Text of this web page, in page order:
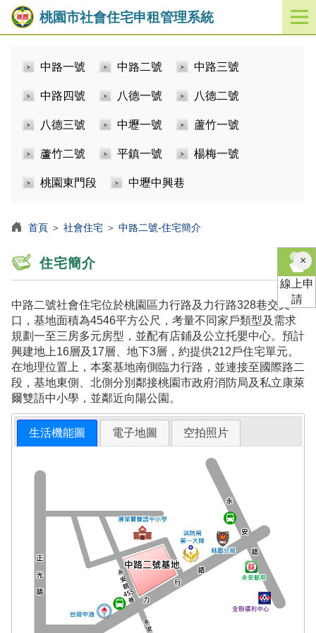
桃園市社會住宅申租管理系統
開
啟
中路一號 中路二號 中路三號
中路四號 八德一號 八德二號
八德三號 中壢一號 蘆竹一號
蘆竹二號 平鎮一號 楊梅一號
桃園東門段 中壢中興巷
首頁 ＞ 社會住宅 ＞ 中路二號-住宅簡介
住宅簡介
中路二號社會住宅位於桃園區力行路及力行路328巷交叉
口，基地面積為4546平方公尺，考量不同家戶類型及需求
規劃一至三房多元房型，並配有店鋪及公立托嬰中心。預計
興建地上16層及17層、地下3層，約提供212戶住宅單元。
在地理位置上，本案基地南側臨力行路，並連接至國際路二
段，基地東側、北側分別鄰接桃園市政府消防局及私立康萊
爾雙語中小學，並鄰近向陽公園。
生活機能圖 電子地圖 空拍照片
×關
閉
線上申
請